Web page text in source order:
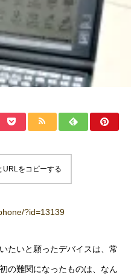
URLをコピーする
?id=13139
たいと願ったデバイスは、常
の難関になったものは、なん